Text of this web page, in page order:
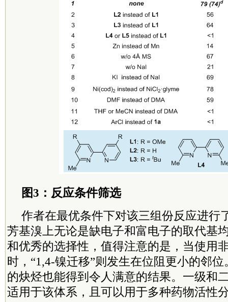
图3：反应条件筛选
作者在最优条件下对该三组份反应进行
芳基溴上无论是缺电子和富电子的取代基
和优秀的选择性，值得注意的是，当使用
时，“1,4-镍迁移”则发生在位阻更小的邻
的炔烃也能得到令人满意的结果。一级和
适用于该体系，且可以用于多种药物活性